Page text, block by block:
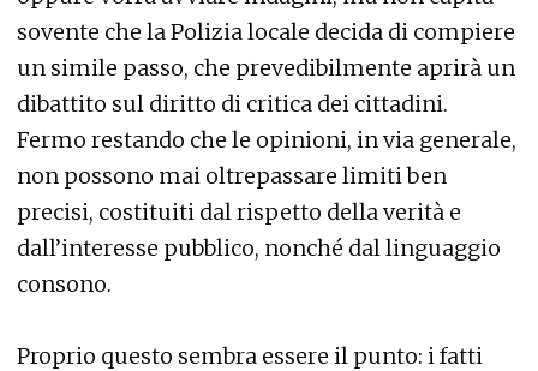
sovente che la Polizia locale decida di compiere
un simile passo, che prevedibilmente aprirà un
dibattito sul diritto di critica dei cittadini.
Fermo restando che le opinioni, in via generale,
non possono mai oltrepassare limiti ben
precisi, costituiti dal rispetto della verità e
dall’interesse pubblico, nonché dal linguaggio
consono.
Proprio questo sembra essere il punto: i fatti